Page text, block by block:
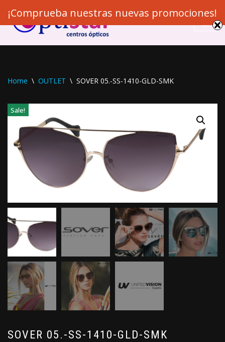
Skip
Home \ OUTLET \ SOVER 05.-SS-1410-GLD-SMK
Sale!
SOVER 05.-SS-1410-GLD-SMK
¡Comprueba nuestras nuevas promociones!